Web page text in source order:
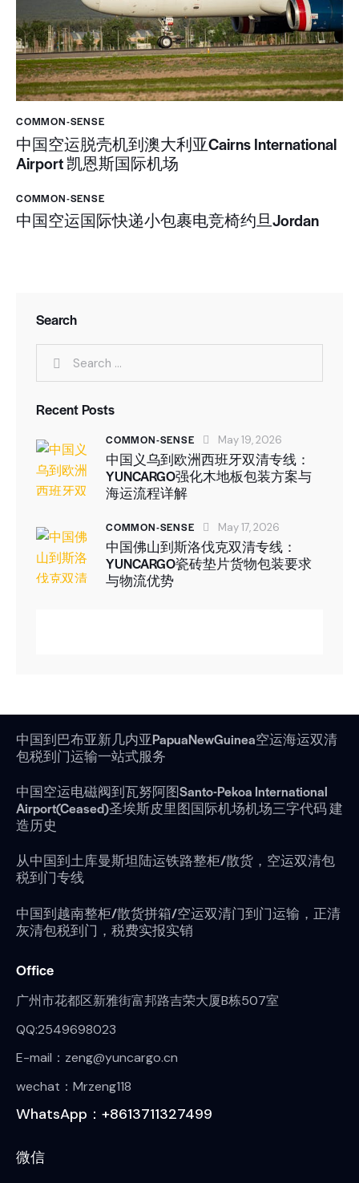
COMMON-SENSE
中国空运脱壳机到澳大利亚Cairns International
Airport 凯恩斯国际机场
COMMON-SENSE
中国空运国际快递小包裹电竞椅约旦Jordan
Search
Recent Posts
COMMON-SENSE May 19, 2026
中国义乌到欧洲西班牙双清专线：
YUNCARGO强化木地板包装方案与
海运流程详解
COMMON-SENSE May 17, 2026
中国佛山到斯洛伐克双清专线：
YUNCARGO瓷砖垫片货物包装要求
与物流优势
中国到巴布亚新几内亚PapuaNewGuinea空运海运双清
包税到门运输一站式服务
中国空运电磁阀到瓦努阿图Santo-Pekoa International
Airport(Ceased)圣埃斯皮里图国际机场机场三字代码 建
造历史
从中国到土库曼斯坦陆运铁路整柜/散货，空运双清包
税到门专线
中国到越南整柜/散货拼箱/空运双清门到门运输，正清
灰清包税到门，税费实报实销
Office
广州市花都区新雅街富邦路吉荣大厦B栋507室
QQ:2549698023
E-mail：zeng@yuncargo.cn
wechat：Mrzeng118
WhatsApp：+8613711327499
微信